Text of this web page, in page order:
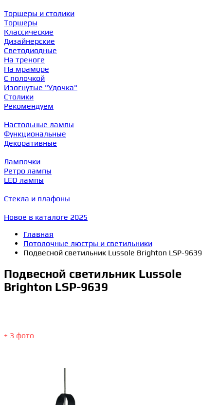
Торшеры и столики
Торшеры
Классические
Дизайнерские
Светодиодные
На треноге
На мраморе
С полочкой
Изогнутые "Удочка"
Столики
Рекомендуем
Настольные лампы
Функциональные
Декоративные
Лампочки
Ретро лампы
LED лампы
Стекла и плафоны
Новое в каталоге 2025
Главная
Потолочные люстры и светильники
Подвесной светильник Lussole Brighton LSP-9639
Подвесной светильник Lussole
Brighton LSP-9639
+ 3 фото